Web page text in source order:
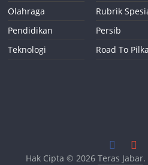
Olahraga
Pendidikan
Teknologi
Rubrik
Persib
Road To
Hak Cipta © 2026 Teras Jabar.